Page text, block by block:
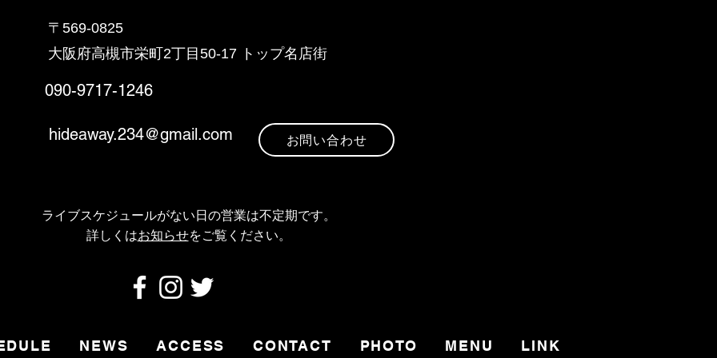
〒569-0825
大阪府高槻市栄町2丁目50-17 トップ名店街
090-9717-1246
hideaway.234@gmail.com お問い合わせ
ライブスケジュールがない日の営業は不定期です。
​詳しくはお知らせをご覧ください。
NEWS ACCESS CONTACT PHOTO MENU LINK